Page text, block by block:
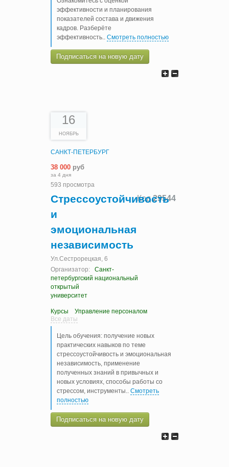
эффективности и планирования
показателей состава и движения
кадров. Разберёте
эффективность
Смотреть полностью
Подписаться на новую дату
16
НОЯБРЬ
САНКТ-ПЕТЕРБУРГ
38 000 руб
за 4 дня
593 просмотра
Код29544
Стрессоустойчивость
и
эмоциональная
независимость
Ул.Сестрорецкая, 6
Организатор:
Санкт-
петербургский национальный
открытый
университет
Курсы
Управление персоналом
Все даты
Цель обучения: получение новых
практических навыков по теме
стрессоустойчивость и эмоциональная
независимость, применение
полученных знаний в привычных и
новых условиях, способы работы со
стрессом, инструменты
Смотреть
полностью
Подписаться на новую дату